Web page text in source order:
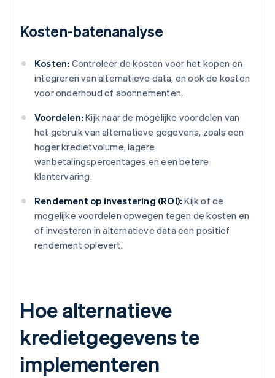
Kosten-batenanalyse
Kosten: Controleer de kosten voor het kopen en
integreren van alternatieve data, en ook de kosten
voor onderhoud of abonnementen.
Voordelen: Kijk naar de mogelijke voordelen van
het gebruik van alternatieve gegevens, zoals een
hoger kredietvolume, lagere
wanbetalingspercentages en een betere
klantervaring.
Rendement op investering (ROI): Kijk of de
mogelijke voordelen opwegen tegen de kosten en
of investeren in alternatieve data een positief
rendement oplevert.
Hoe alternatieve
kredietgegevens te
implementeren